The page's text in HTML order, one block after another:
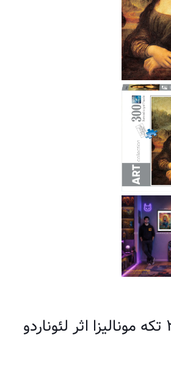
پازل ۳۰۰ تکه مونالیزا اثر لئوناردو